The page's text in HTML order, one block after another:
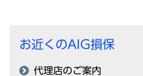
お近くのAIG損保
代理店のご案内